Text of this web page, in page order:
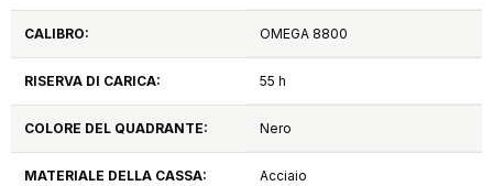
CALIBRO: OMEGA 8800
RISERVA DI CARICA: 55 h
COLORE DEL QUADRANTE: Nero
MATERIALE DELLA CASSA: Acciaio